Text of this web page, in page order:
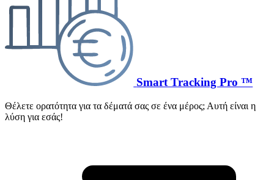
Smart Tracking Pro ™
Θέλετε ορατότητα για τα δέματά σας σε ένα μέρος; Αυτή είναι η
λύση για εσάς!